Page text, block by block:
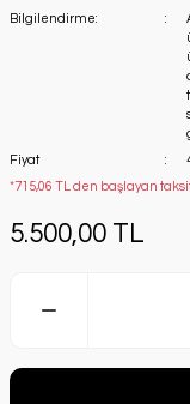
Bilgilendirme:
Fiyat
*715,06 TL den başlayan
5.500,00 TL